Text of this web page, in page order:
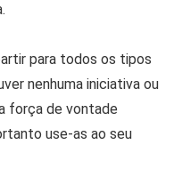
para todos os tipos
nenhuma iniciativa ou
força de vontade
use-as ao seu